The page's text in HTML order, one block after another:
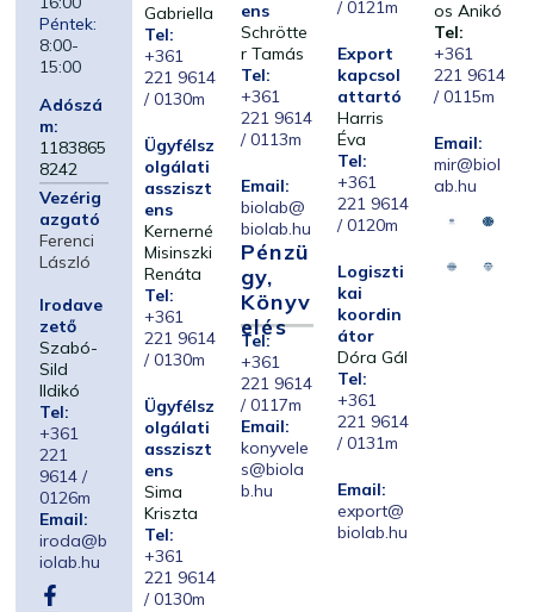
Péntek:
8:00-
15:00
Adószá
m:
1183865
8242
Vezérig
azgató
Ferenci
László
Irodave
zető
Szabó-
Sild
Ildikó
Tel:
+361
221
9614 /
0126m
Email:
iroda@b
iolab.hu
Gabriella
Tel:
+361
221 9614
/ 0130m
Ügyfélsz
olgálati
assziszt
ens
Kernerné
Misinszki
Renáta
Tel:
+361
221 9614
/ 0130m
Ügyfélsz
olgálati
assziszt
ens
Sima
Kriszta
Tel:
+361
221 9614
/ 0130m
ens
Schrötte
r Tamás
Tel:
+361
221 9614
/ 0113m
Email:
biolab@
biolab.hu
Pénzü
Gy,
Könyv
Elés
Tel:
+361
221 9614
/ 0117m
Email:
konyvele
s@biola
b.hu
/ 0121m
Export
kapcsol
attartó
Harris
Éva
Tel:
+361
221 9614
/ 0120m
Logiszti
kai
koordin
átor
Dóra Gál
Tel:
+361
221 9614
/ 0131m
Email:
export@
biolab.hu
os Anikó
Tel:
+361
221 9614
/ 0115m
Email:
mir@biol
ab.hu